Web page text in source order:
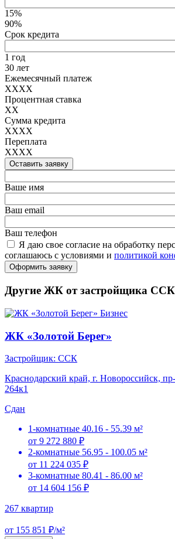
15%
90%
Срок кредита
1 год
30 лет
Ежемесячный платеж
XXXX
Процентная ставка
XX
Сумма кредита
XXXX
Переплата
XXXX
Оставить заявку
Ваше имя
Ваш email
Ваш телефон
Я даю свое согласие на обработку
соглашаюсь с условиями и политикой
Оформить заявку
Другие ЖК от застройщика ССК
Бизнес
ЖК «Золотой Берег»
Застройщик: ССК
Краснодарский край, г. Новороссийск,
264к1
Сдан
1-комнатные 40.16 - 55.39 м²
от 9 272 880 ₽
2-комнатные 56.95 - 100.05 м²
от 11 224 035 ₽
3-комнатные 80.41 - 86.00 м²
от 14 604 156 ₽
267 квартир
от 155 851 ₽/м²